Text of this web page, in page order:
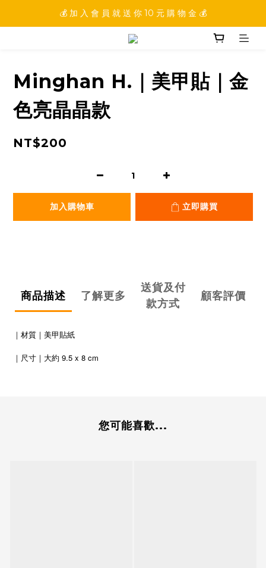
💰 加 入 會 員 就 送 你 10 元 購 物 金 💰
💰 加 入 會 員 就 送 你 10 元 購 物 金 💰
💰 填 寫 完 整 會 員 資 訊 再 送 點 數 22222 點 💰
Minghan H.｜美甲貼｜金
色亮晶晶款
NT$200
加入購物車 立即購買
商品描述 了解更多
送貨及付
款方式
顧客評價
｜材質｜美甲貼紙
｜ 尺寸 ｜ 大約 9.5 x 8 cm
您可能喜歡...